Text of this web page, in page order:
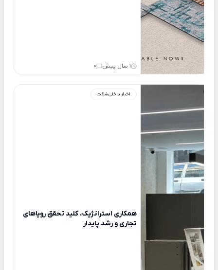
1 سال پیش 0
اخبار داخلی شرکت
همکاری استراتژیک، کلید تحقق رویاهای
تجاری و رشد پایدار